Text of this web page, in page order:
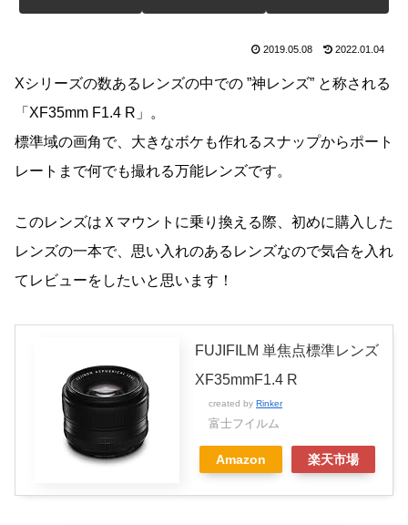
2019.05.08 2022.01.04
Xシリーズの数あるレンズの中での ”神レンズ” と称される
「XF35mm F1.4 R」。
標準域の画角で、大きなボケも作れるスナップからポート
レートまで何でも撮れる万能レンズです。
このレンズはＸマウントに乗り換える際、初めに購入した
レンズの一本で、思い入れのあるレンズなので気合を入れ
てレビューをしたいと思います！
FUJIFILM 単焦点標準レンズ
XF35mmF1.4 R
created by Rinker
富士フイルム
Amazon 楽天市場